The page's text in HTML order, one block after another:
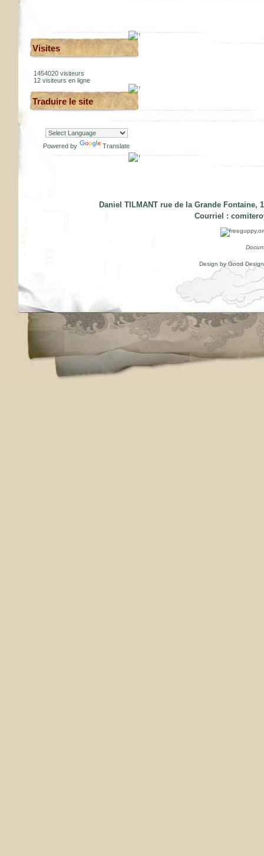
Visites
1454020 visiteurs
12 visiteurs en ligne
Traduire le site
Powered by Translate
Daniel TILMANT rue de la Grande Fontaine,
Courriel :
Design by Good